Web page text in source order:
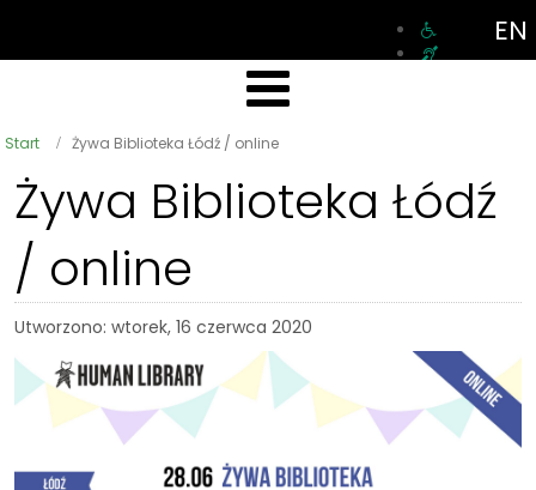
EN
Start Żywa Biblioteka Łódź / online
Żywa Biblioteka Łódź
/ online
Utworzono: wtorek, 16 czerwca 2020